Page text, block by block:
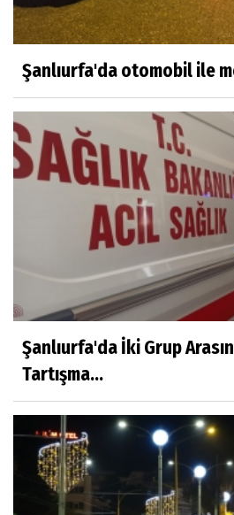
Şanlıurfa'da otomobil ile
Şanlıurfa'da İki Grup
Tartışma...